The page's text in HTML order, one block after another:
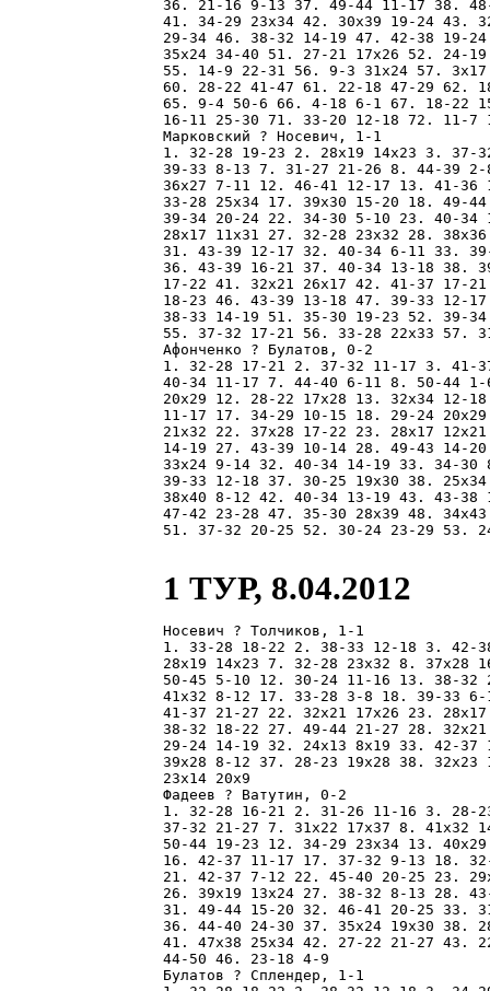
36. 21-16 9-13 37. 49-44 11-17 38.
41. 34-29 23x34 42. 30x39 19-24 43.
29-34 46. 38-32 14-19 47. 42-38 19-
35x24 34-40 51. 27-21 17x26 52. 24-
55. 14-9 22-31 56. 9-3 31x24 57.
60. 28-22 41-47 61. 22-18 47-29 62.
65. 9-4 50-6 66. 4-18 6-1 67. 18-22
16-11 25-30 71. 33-20 12-18 72. 11-
Марковский ? Носевич, 1-1
1. 32-28 19-23 2. 28x19 14x23 3. 37-
39-33 8-13 7. 31-27 21-26 8. 44-39
36x27 7-11 12. 46-41 12-17 13. 41-36
33-28 25x34 17. 39x30 15-20 18. 49-
39-34 20-24 22. 34-30 5-10 23. 40-
28x17 11x31 27. 32-28 23x32 28.
31. 43-39 12-17 32. 40-34 6-11 33.
36. 43-39 16-21 37. 40-34 13-18 38.
17-22 41. 32x21 26x17 42. 41-37 17-
18-23 46. 43-39 13-18 47. 39-33 12-
38-33 14-19 51. 35-30 19-23 52. 39-
55. 37-32 17-21 56. 33-28 22x33 57.
Афонченко ? Булатов, 0-2
1. 32-28 17-21 2. 37-32 11-17 3. 41-
40-34 11-17 7. 44-40 6-11 8. 50-44
20x29 12. 28-22 17x28 13. 32x34 12-
11-17 17. 34-29 10-15 18. 29-24
21x32 22. 37x28 17-22 23. 28x17
14-19 27. 43-39 10-14 28. 49-43 14-
33x24 9-14 32. 40-34 14-19 33. 34-
39-33 12-18 37. 30-25 19x30 38.
38x40 8-12 42. 40-34 13-19 43. 43-
47-42 23-28 47. 35-30 28x39 48.
51. 37-32 20-25 52. 30-24 23-29 53.
1 ТУР, 8.04.2012
Носевич ? Толчиков, 1-1
1. 33-28 18-22 2. 38-33 12-18 3. 42-
28x19 14x23 7. 32-28 23x32 8. 37x28
50-45 5-10 12. 30-24 11-16 13. 38-32
41x32 8-12 17. 33-28 3-8 18. 39-33
41-37 21-27 22. 32x21 17x26 23.
38-32 18-22 27. 49-44 21-27 28.
29-24 14-19 32. 24x13 8x19 33. 42-
39x28 8-12 37. 28-23 19x28 38.
23x14 20x9
Фадеев ? Ватутин, 0-2
1. 32-28 16-21 2. 31-26 11-16 3. 28-
37-32 21-27 7. 31x22 17x37 8. 41x32
50-44 19-23 12. 34-29 23x34 13.
16. 42-37 11-17 17. 37-32 9-13 18.
21. 42-37 7-12 22. 45-40 20-25 23.
26. 39x19 13x24 27. 38-32 8-13 28.
31. 49-44 15-20 32. 46-41 20-25 33.
36. 44-40 24-30 37. 35x24 19x30 38.
41. 47x38 25x34 42. 27-22 21-27 43.
44-50 46. 23-18 4-9
Булатов ? Сплендер, 1-1